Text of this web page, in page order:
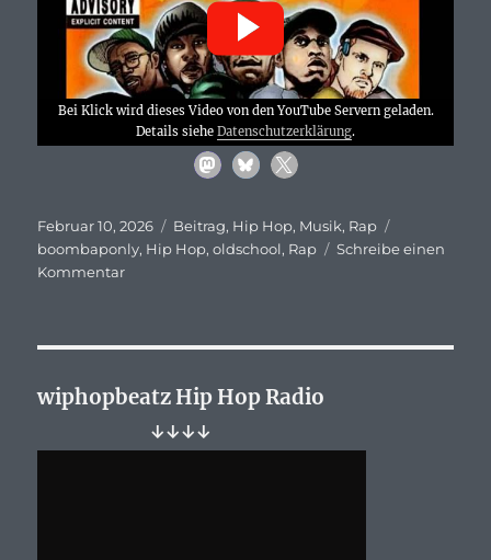
Bei Klick wird dieses Video von den YouTube Servern geladen.
Details siehe Datenschutzerklärung.
Veröffentlicht
am
Februar 10, 2026 Kategorien
Beitrag, Hip Hop, Musik, Rap
boombaponly, Hip Hop,oldschool, Rap
Schreibe einen
Kommentarzu
Sadat
X
7XL…
wiphopbeatz Hip Hop Radio
↓↓↓↓